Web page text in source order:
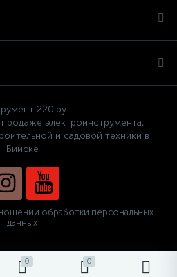
0 0
220.ру
электроинструмента,
и садовой техники в
Бийске
обработки персональных
данных